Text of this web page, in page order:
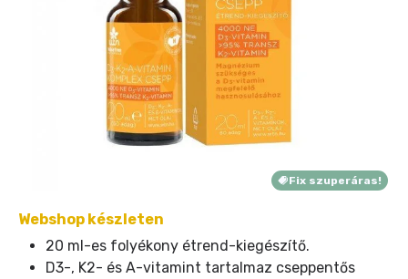
Fix szuperáras!
Webshop készleten
20 ml-es folyékony étrend-kiegészítő.
D3-, K2- és A-vitamint tartalmaz cseppentős